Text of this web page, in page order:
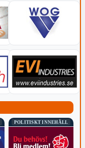
POLITISKT INNEHÅLL